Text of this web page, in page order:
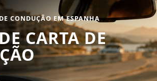
CONDUÇÃO EM ESPANHA
CARTA DE